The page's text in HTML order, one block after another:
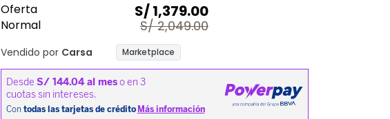
Oferta S/1,379.00
Normal S/2,049.00
Vendido por Carsa Marketplace